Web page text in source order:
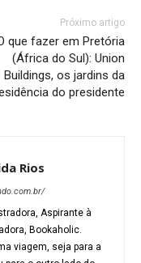
Próximo artigo
que fazer em Pretória
(África do Sul): Union
Buildings, os jardins da
do presidente
Rios
Aspirante à
Bookaholic.
viagem, seja para a